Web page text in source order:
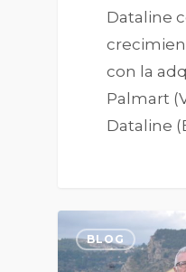
Dataline
con la
Palmart
Dataline
BLOG